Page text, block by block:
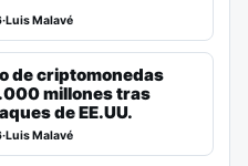
·Luis Malavé
de criptomonedas
millones tras
de EE.UU.
·Luis Malavé